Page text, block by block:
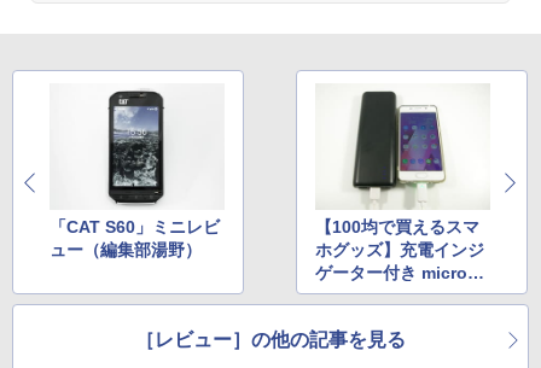
「CAT S60」ミニレビ
ュー（編集部湯野）
【100均で買えるスマ
ホグッズ】充電インジ
ゲーター付き microUS
Bケーブル
［レビュー］の他の記事を見る